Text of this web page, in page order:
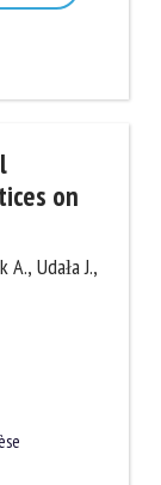
on
A., Udała